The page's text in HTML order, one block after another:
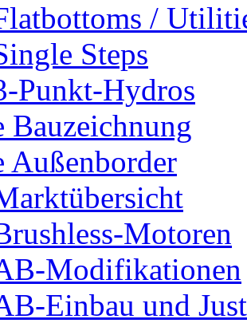
/
Steps
Punkt-Hydros
Bauzeichnung
Außenborder
Motoren
Modifikationen
Einbau und